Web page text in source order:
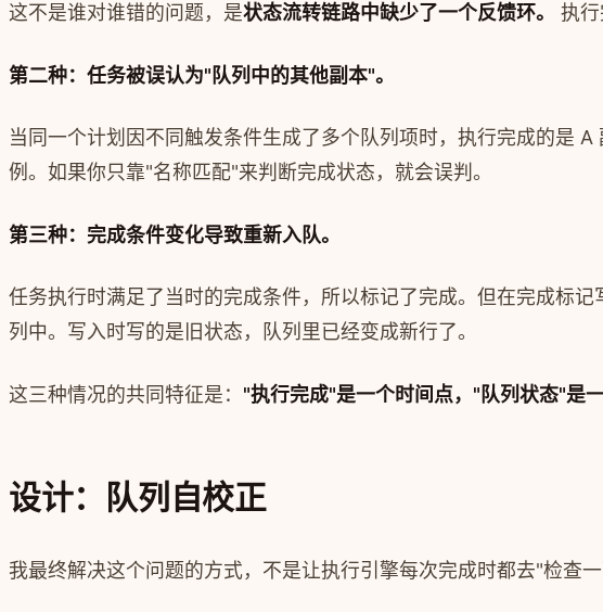
这不是谁对谁错的问题，是状态流转链路中缺少了一个反馈环。 执
第二种：任务被误认为"队列中的其他副本"。
当同一个计划因不同触发条件生成了多个队列项时，执行完成的是
例。如果你只靠"名称匹配"来判断完成状态，就会误判。
第三种：完成条件变化导致重新入队。
任务执行时满足了当时的完成条件，所以标记了完成。但在完成标
列中。写入时写的是旧状态，队列里已经变成新行了。
这三种情况的共同特征是： "执行完成"是一个时间点，"队列状态"是
设计：队列自校正
我最终解决这个问题的方式，不是让执行引擎每次完成时都去"检查